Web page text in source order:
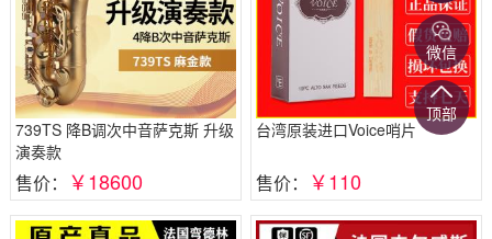
739TS 降B调次中音萨克斯 升级
演奏款
售价： ￥18600
台湾原装进口Voice哨片
售价： ￥110
微信
顶部